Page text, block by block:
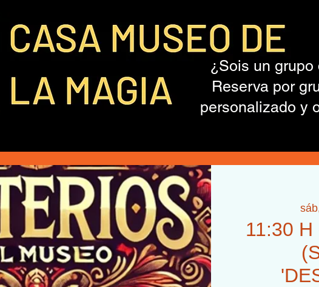
¿Sois un
Reserva por
personalizado y
11:30